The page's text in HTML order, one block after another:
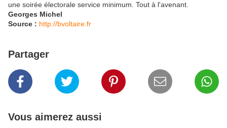
une soirée électorale service minimum. Tout à l'avenant.
Georges Michel
Source : http://bvoltaire.fr
Partager
Vous aimerez aussi